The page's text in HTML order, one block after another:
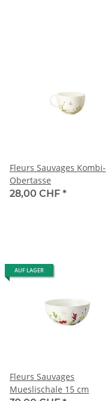
Fleurs Sauvages Kombi-
Obertasse
28,00 CHF *
AUF LAGER
Fleurs Sauvages
Mueslischale 15 cm